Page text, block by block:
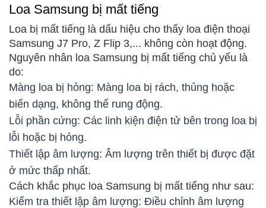
Loa Samsung bị mất tiếng
Loa bị mất tiếng là dấu hiệu cho thấy loa điện thoại
Samsung J7 Pro, Z Flip 3,... không còn hoạt động.
Nguyên nhân loa Samsung bị mất tiếng chủ yếu là
do:
Màng loa bị hỏng: Màng loa bị rách, thủng hoặc
biến dạng, không thể rung động.
Lỗi phần cứng: Các linh kiện điện tử bên trong loa bị
lỗi hoặc bị hỏng.
Thiết lập âm lượng: Âm lượng trên thiết bị được đặt
ở mức thấp nhất.
Cách khắc phục loa Samsung bị mất tiếng như sau:
Kiểm tra thiết lập âm lượng: Điều chỉnh âm lượng